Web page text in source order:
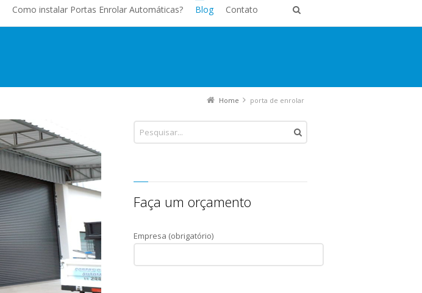
Como instalar Portas Enrolar Automáticas? Blog Contato
Home porta de enrolar
Faça um orçamento
Empresa (obrigatório)